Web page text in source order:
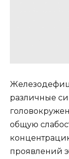
различные
общую
проявлений